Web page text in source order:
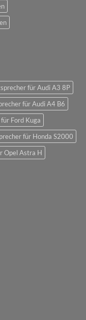
für Audi A3 8P
für Audi A4 B6
Ford Kuga
für Honda S2000
Opel Astra H